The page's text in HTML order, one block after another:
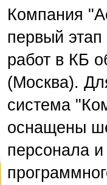
Компания
первый этап
работ в КБ
(Москва).
система
оснащены
персонала